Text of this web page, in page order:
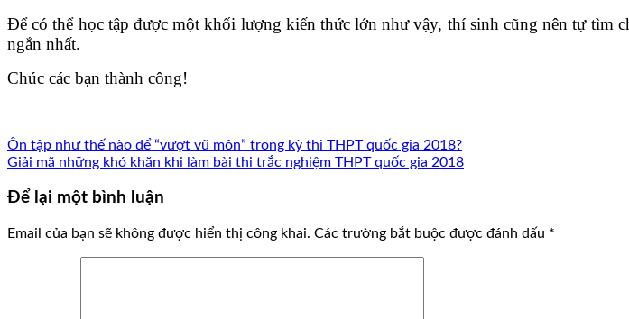
Để có thể học tập được một khối lượng kiến thức lớn như vậy, thí sinh cũng nên tự tìm
ngắn nhất.
Chúc các bạn thành công!
Ôn tập như thế nào để “vượt vũ môn” trong kỳ thi THPT quốc gia 2018?
Giải mã những khó khăn khi làm bài thi trắc nghiệm THPT quốc gia 2018
Để lại một bình luận
Email của bạn sẽ không được hiển thị công khai. Các trường bắt buộc được đánh dấu *